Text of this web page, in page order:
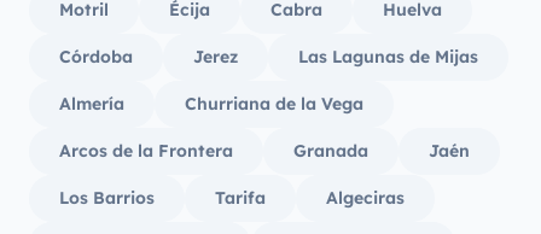
Motril Écija Cabra Huelva
Córdoba Jerez Las Lagunas de Mijas
Almería Churriana de la Vega
Arcos de la Frontera Granada Jaén
Los Barrios Tarifa Algeciras